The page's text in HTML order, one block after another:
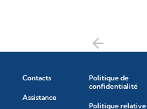
arrow_back
Contacts
Assistance
Politique de
confidentialité
Politique relative